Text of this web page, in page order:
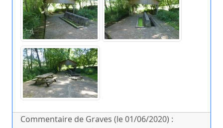
Commentaire de Graves (le 01/06/2020) :